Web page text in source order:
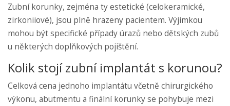
Zubní korunky, zejména ty estetické (celokeramické,
zirkoniiové), jsou plně hrazeny pacientem. Výjimkou
mohou být specifické případy úrazů nebo dětských zubů
u některých doplňkových pojištění.
Kolik stojí zubní implantát s korunou?
Celková cena jednoho implantátu včetně chirurgického
výkonu, abutmentu a finální korunky se pohybuje mezi